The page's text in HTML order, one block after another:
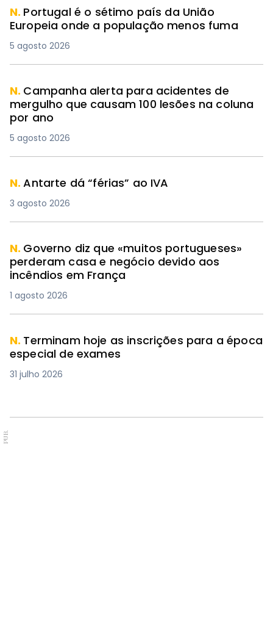
N. Portugal é o sétimo país da União
Europeia onde a população menos fuma
5 agosto 2026
N. Campanha alerta para acidentes de
mergulho que causam 100 lesões na coluna
por ano
5 agosto 2026
N.Antarte dá “férias” ao IVA
3 agosto 2026
N. Governo diz que «muitos portugueses»
perderam casa e negócio devido aos
incêndios em França
1 agosto 2026
N. Terminam hoje as inscrições para a época
especial de exames
31 julho 2026
PUB.